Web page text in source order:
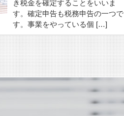
き税金を確定することをいいま
す。確定申告も税務申告の一つで
す。事業をやっている個 […]